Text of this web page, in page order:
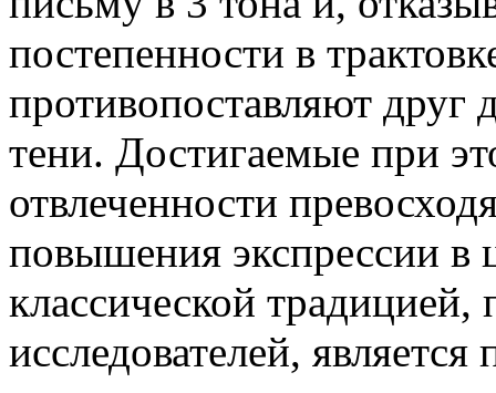
постепенности в
противопоставляют друг
тени. Достигаемые при
отвлеченности
повышения экспрессии в
классической
исследователей,